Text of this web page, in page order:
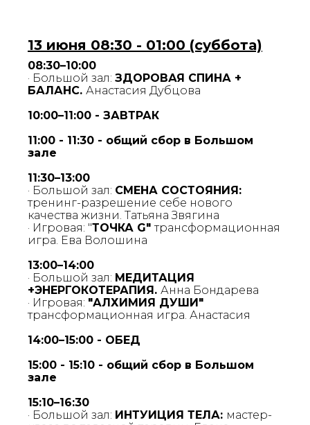
13 июня 08:30 - 01:00 (суббота)
08:30–10:00
· Большой зал: ЗДОРОВАЯ СПИНА +
БАЛАНС. Анастасия Дубцова
10:00–11:00 - ЗАВТРАК
11:00 - 11:30 - общий сбор в Большом
зале
11:30–13:00
· Большой зал: СМЕНА СОСТОЯНИЯ:
тренинг-разрешение себе нового
качества жизни. Татьяна Звягина
· Игровая: "ТОЧКА G"трансформационная
игра. Ева Волошина
13:00–14:00
· Большой зал: МЕДИТАЦИЯ
+ЭНЕРГОКОТЕРАПИЯ. Анна Бондарева
· Игровая: "АЛХИМИЯ ДУШИ"
трансформационная игра. Анастасия
14:00–15:00 - ОБЕД
15:00 - 15:10 - общий сбор в Большом
зале
15:10–16:30
· Большой зал: ИНТУИЦИЯ ТЕЛА: мастер-